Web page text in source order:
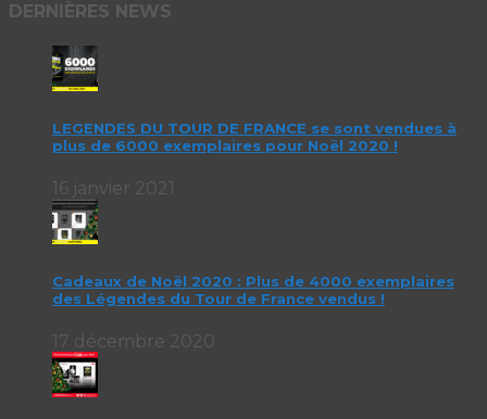
DERNIÈRES NEWS
LEGENDES DU TOUR DE FRANCE se sont vendues à
plus de 6000 exemplaires pour Noël 2020 !
16 janvier 2021
Cadeaux de Noël 2020 : Plus de 4000 exemplaires
des Légendes du Tour de France vendus !
17 décembre 2020